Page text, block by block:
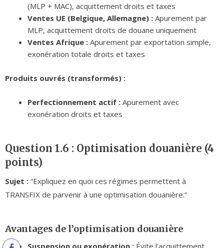
(MLP + MAC), acquittement droits et taxes
Ventes UE (Belgique, Allemagne) : Apurement par
MLP, acquittement droits de douane uniquement
Ventes Afrique : Apurement par exportation simple,
exonération totale droits et taxes
Produits ouvrés (transformés) :
Perfectionnement actif : Apurement avec
exonération droits et taxes
Question 1.6 : Optimisation douanière (4
points)
Sujet : “Expliquez en quoi ces régimes permettent à
TRANSFIX de parvenir à une optimisation douanière.”
Avantages de l’optimisation douanière